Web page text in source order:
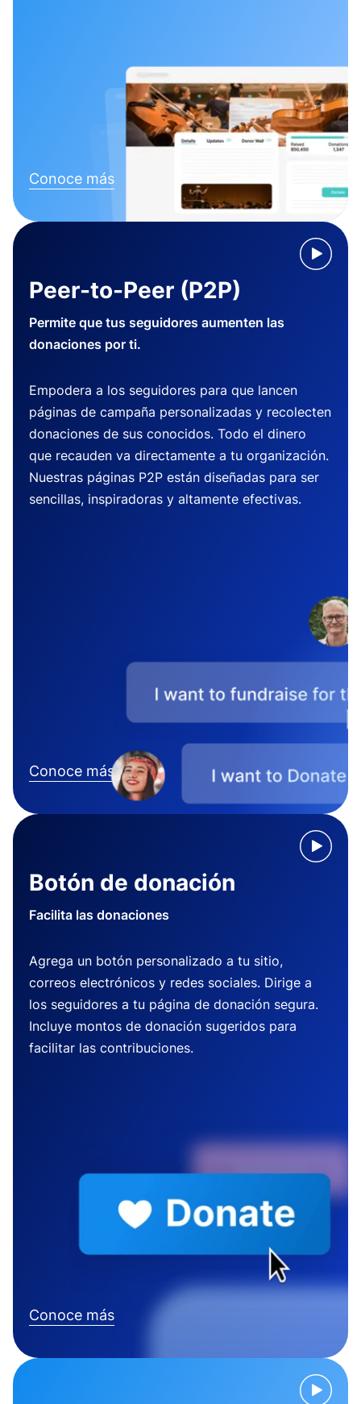
Conoce más
Peer-to-Peer (P2P)
Permite que tus seguidores aumenten las
donaciones por ti.
Empodera a los seguidores para que lancen
páginas de campaña personalizadas y recolecten
donaciones de sus conocidos. Todo el dinero
que recauden va directamente a tu organización.
Nuestras páginas P2P están diseñadas para ser
sencillas, inspiradoras y altamente efectivas.
Conoce más
Botón de donación
Facilita las donaciones
Agrega un botón personalizado a tu sitio,
correos electrónicos y redes sociales. Dirige a
los seguidores a tu página de donación segura.
Incluye montos de donación sugeridos para
facilitar las contribuciones.
Conoce más